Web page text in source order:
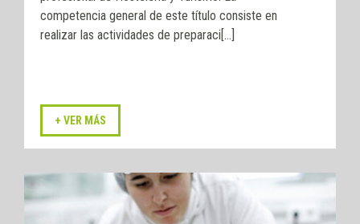
competencia general de este título consiste en
realizar las actividades de preparaci[...]